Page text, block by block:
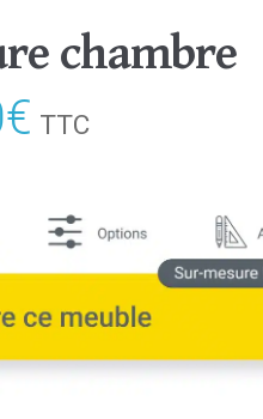
chambre
€Le
actuel
est :
1
014,80€.
TTC